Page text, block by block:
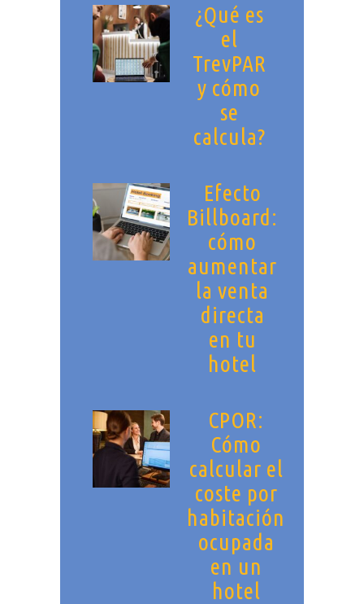
¿Qué es
el
TrevPAR
y cómo
se
calcula?
Efecto
Billboard:
cómo
aumentar
la venta
directa
en tu
hotel
CPOR:
Cómo
calcular el
coste por
habitación
ocupada
en un
hotel